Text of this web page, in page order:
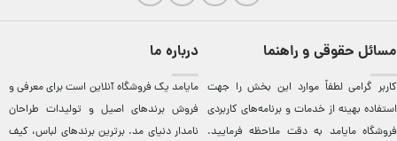
مسائل حقوقی و راهنما
کاربر گرامی لطفاً موارد این بخش را جهت
استفاده بهینه از خدمات و برنامه‌‏های کاربردی
فروشگاه مایامد به دقت ملاحظه فرمایید.
درباره ما
مایامد يک فروشگاه آنلاين است برای معرفی و
فروش برندهای اصيل و توليدات طراحان
نامدار دنيای مد. برترين‌ برندهای لباس، کيف